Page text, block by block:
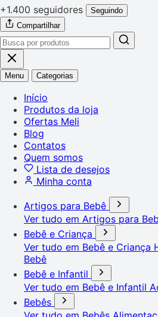
+1.400 seguidores
Seguindo
Compartilhar
Menu Categorias
Início
Produtos da loja
Ofertas Meli
Blog
Contatos
Quem somos
Lista de desejos
Minha conta
Artigos para Bebê
Ver tudo em Artigos para
Bebê e Criança
Ver tudo em Bebê e Criança
Bebê
Bebê e Infantil
Ver tudo em Bebê e Infantil
Bebês